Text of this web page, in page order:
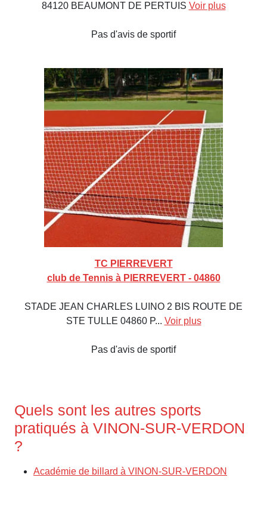
84120 BEAUMONT DE PERTUIS Voir plus
Pas d'avis de sportif
TC PIERREVERT
club de Tennis à PIERREVERT - 04860
STADE JEAN CHARLES LUINO 2 BIS ROUTE DE
STE TULLE 04860 P... Voir plus
Pas d'avis de sportif
Quels sont les autres sports
pratiqués à VINON-SUR-VERDON
?
Académie de billard à VINON-SUR-VERDON